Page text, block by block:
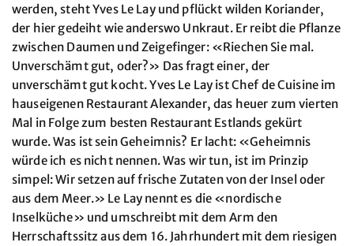
werden, steht Yves Le Lay und pflückt wilden Koriander,
der hier gedeiht wie anderswo Unkraut. Er reibt die Pflanze
zwischen Daumen und Zeigefinger: «Riechen Sie mal.
Unverschämt gut, oder?» Das fragt einer, der
unverschämt gut kocht. Yves Le Lay ist Chef de Cuisine im
hauseigenen Restaurant Alexander, das heuer zum vierten
Mal in Folge zum besten Restaurant Estlands gekürt
wurde. Was ist sein Geheimnis? Er lacht: «Geheimnis
würde ich es nicht nennen. Was wir tun, ist im Prinzip
simpel: Wir setzen auf frische Zutaten von der Insel oder
aus dem Meer.» Le Lay nennt es die «nordische
Inselküche» und umschreibt mit dem Arm den
Herrschaftssitz aus dem 16. Jahrhundert mit dem riesigen